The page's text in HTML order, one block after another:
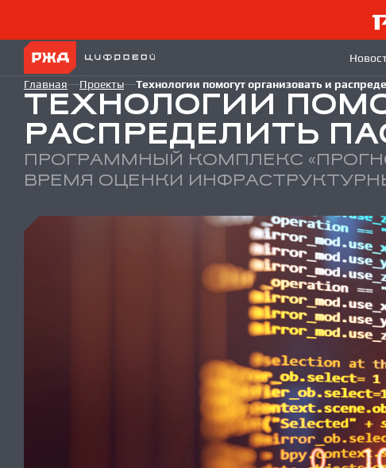
Главная Проекты Технологии помогут организовать и
ТЕХНОЛОГИИ
РАСПРЕДЕЛИТЬ
ПРОГРАММНЫЙ КОМПЛЕКС
ВРЕМЯ ОЦЕНКИ